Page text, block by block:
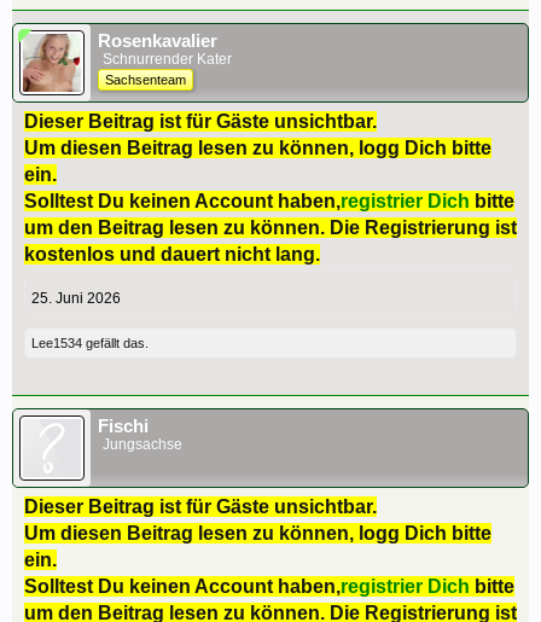
Rosenkavalier
Schnurrender Kater
Sachsenteam
Dieser Beitrag ist für Gäste unsichtbar.
Um diesen Beitrag lesen zu können, logg Dich bitte
ein.
Solltest Du keinen Account haben,registrier Dich bitte
um den Beitrag lesen zu können. Die Registrierung ist
kostenlos und dauert nicht lang.
25. Juni 2026
Lee1534 gefällt das.
Fischi
Jungsachse
Dieser Beitrag ist für Gäste unsichtbar.
Um diesen Beitrag lesen zu können, logg Dich bitte
ein.
Solltest Du keinen Account haben,registrier Dich bitte
um den Beitrag lesen zu können. Die Registrierung ist